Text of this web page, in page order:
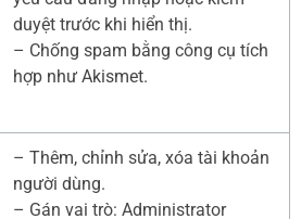
duyệt trước khi hiển thị.
– Chống spam bằng công cụ tích
hợp như Akismet.
– Thêm, chỉnh sửa, xóa tài khoản
người dùng.
– Gán vai trò: Administrator